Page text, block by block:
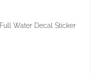
Full Water Decal Sticker